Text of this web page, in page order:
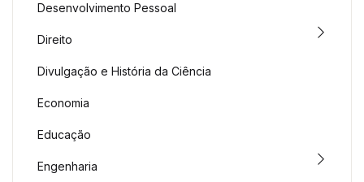
Desenvolvimento Pessoal
Direito
Divulgação e História da Ciência
Economia
Educação
Engenharia